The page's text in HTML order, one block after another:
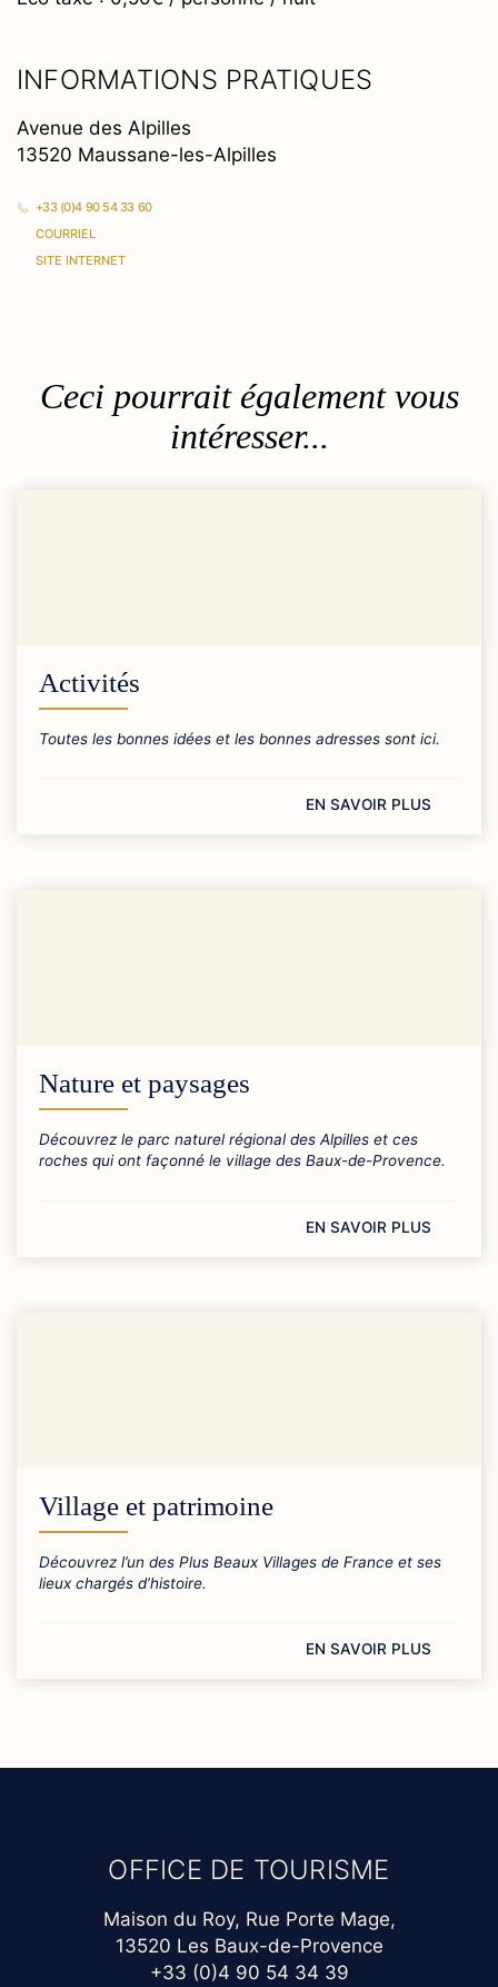
INFORMATIONS PRATIQUES
Avenue des Alpilles
13520 Maussane-les-Alpilles
+33 (0)4 90 54 33 60
COURRIEL
SITE INTERNET
Ceci pourrait également vous
intéresser...
Activités
Toutes les bonnes idées et les bonnes adresses sont ici.
EN SAVOIR PLUS
Nature et paysages
Découvrez le parc naturel régional des Alpilles et ces
roches qui ont façonné le village des Baux-de-Provence.
EN SAVOIR PLUS
Village et patrimoine
Découvrez l’un des Plus Beaux Villages de France et ses
lieux chargés d’histoire.
EN SAVOIR PLUS
OFFICE DE TOURISME
Maison du Roy, Rue Porte Mage,
13520 Les Baux-de-Provence
+33 (0)4 90 54 34 39